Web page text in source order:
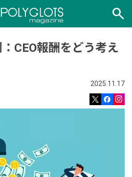
search
CEO報酬をどう考え
2025.11.17